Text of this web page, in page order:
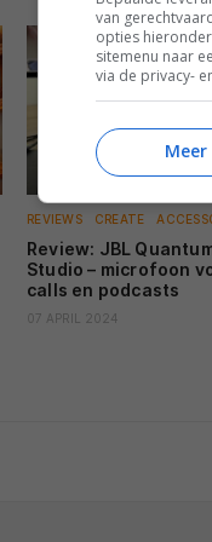
REVIEWS CREATE
Review: JBL
Studio – microfoon
calls en podcasts
07 APRIL 2024
van
opties
sitemenu naar
via de privacy-